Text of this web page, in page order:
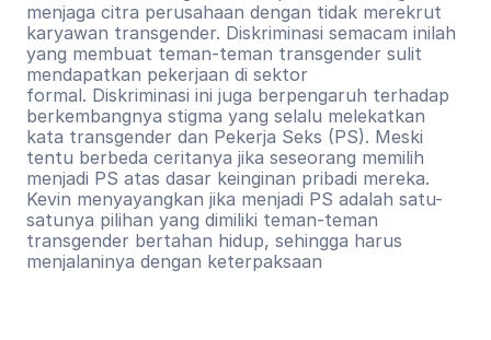
menjaga citra perusahaan dengan tidak merekrut
karyawan transgender. Diskriminasi semacam inilah
yang membuat teman-teman transgender sulit
mendapatkan pekerjaan di sektor
formal. Diskriminasi ini juga berpengaruh terhadap
berkembangnya stigma yang selalu melekatkan
kata transgender dan Pekerja Seks (PS). Meski
tentu berbeda ceritanya jika seseorang memilih
menjadi PS atas dasar keinginan pribadi mereka.
Kevin menyayangkan jika menjadi PS adalah satu-
satunya pilihan yang dimiliki teman-teman
transgender bertahan hidup, sehingga harus
menjalaninya dengan keterpaksaan